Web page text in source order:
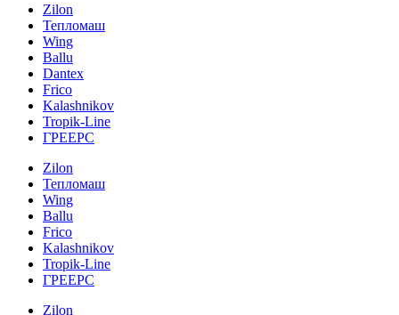
Zilon
Тепломаш
Wing
Ballu
Dantex
Frico
Kalashnikov
Tropik-Line
ГРЕЕРС
Zilon
Тепломаш
Wing
Ballu
Frico
Kalashnikov
Tropik-Line
ГРЕЕРС
Zilon